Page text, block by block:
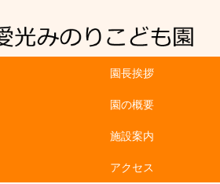
園長挨拶
園の概要
施設案内
アクセス